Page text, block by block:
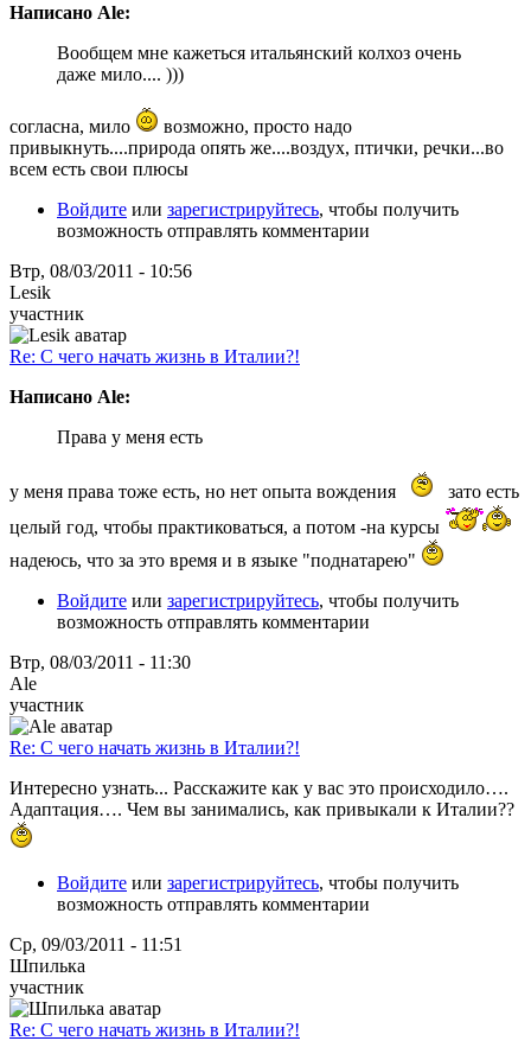
Написано Ale:
Вообщем мне кажеться итальянский колхоз очень
даже мило.... )))
согласна, мило
возможно, просто надо
привыкнуть....природа опять же....воздух, птички, речки...во
всем есть свои плюсы
Войдите или зарегистрируйтесь, чтобы получить
возможность отправлять комментарии
Втр, 08/03/2011 - 10:56
Lesik
участник
Re: С чего начать жизнь в Италии?!
Написано Ale:
Права у меня есть
у меня права тоже есть, но нет опыта вождения
зато есть
целый год, чтобы практиковаться, а потом -на курсы
надеюсь, что за это время и в языке "поднатарею"
Войдите или зарегистрируйтесь, чтобы получить
возможность отправлять комментарии
Втр, 08/03/2011 - 11:30
Ale
участник
Re: С чего начать жизнь в Италии?!
Интересно узнать... Расскажите как у вас это происходило….
Адаптация…. Чем вы занимались, как привыкали к Италии??
Войдите или зарегистрируйтесь, чтобы получить
возможность отправлять комментарии
Ср, 09/03/2011 - 11:51
Шпилька
участник
Re: С чего начать жизнь в Италии?!